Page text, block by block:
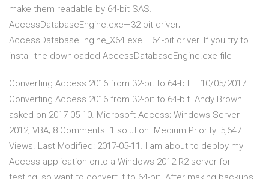
make them readable by 64-bit SAS.
AccessDatabaseEngine.exe—32-bit driver;
AccessDatabaseEngine_X64.exe— 64-bit driver. If you try to
install the downloaded AccessDatabaseEngine.exe file
Converting Access 2016 from 32-bit to 64-bit … 10/05/2017 ·
Converting Access 2016 from 32-bit to 64-bit. Andy Brown
asked on 2017-05-10. Microsoft Access; Windows Server
2012; VBA; 8 Comments. 1 solution. Medium Priority. 5,647
Views. Last Modified: 2017-05-11. I am about to deploy my
Access application onto a Windows 2012 R2 server for